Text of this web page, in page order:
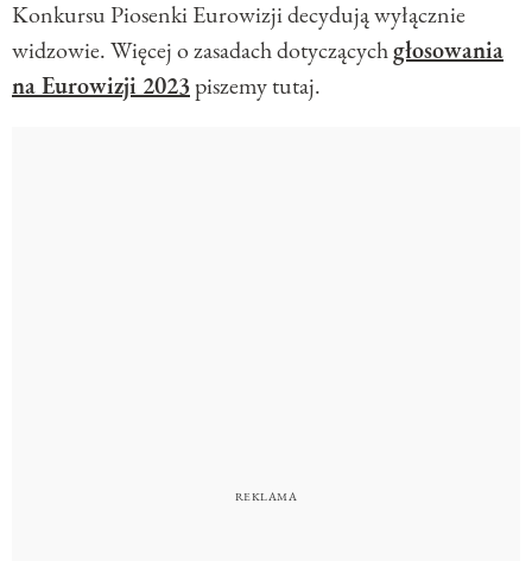
Konkursu Piosenki Eurowizji decydują wyłącznie
widzowie. Więcej o zasadach dotyczącychgłosowania
na Eurowizji 2023piszemy tutaj.